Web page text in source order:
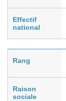
Effectif
national
Rang
Raison
sociale